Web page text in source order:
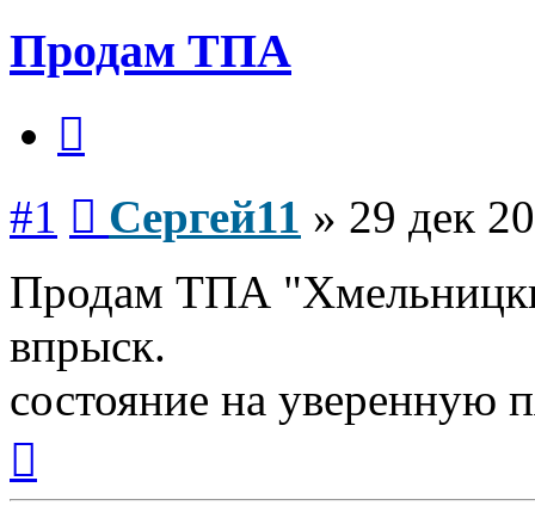
Продам ТПА
#1 Сергей11 » 29 дек
Продам ТПА
впрыск.
состояние на уверенную
началу